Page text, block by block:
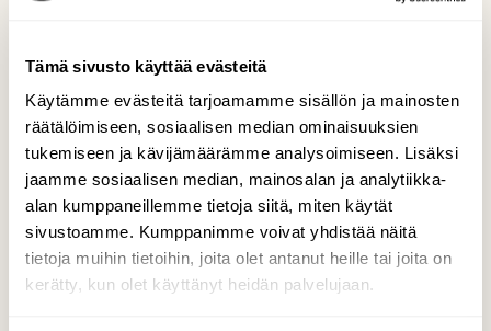
Tämä sivusto käyttää evästeitä
Käytämme evästeitä tarjoamamme sisällön ja mainosten
räätälöimiseen, sosiaalisen median ominaisuuksien
tukemiseen ja kävijämäärämme analysoimiseen. Lisäksi
jaamme sosiaalisen median, mainosalan ja analytiikka-
alan kumppaneillemme tietoja siitä, miten käytät
sivustoamme. Kumppanimme voivat yhdistää näitä
tietoja muihin tietoihin, joita olet antanut heille tai joita on
kerätty, kun olet käyttänyt heidän palvelujaan.
Tilaajille | MUUT ELÄIMET
Arkiluonnon aarteita:
Lehtokotilo - rakas limainen
naapurimme